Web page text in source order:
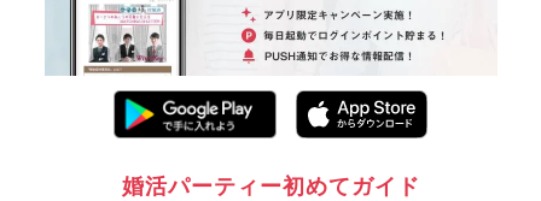
婚活パーティー初めてガイド